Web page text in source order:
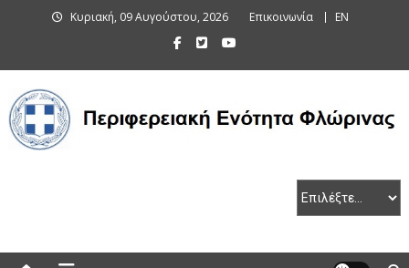
Κυριακή, 09 Αυγούστου, 2026 Επικοινωνία EN